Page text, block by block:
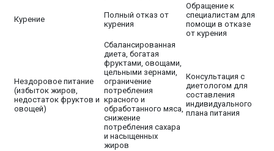
Курение
Полный отказ от
курения
Обращение к
специалистам для
помощи в отказе
от курения
Нездоровое питание
(избыток жиров,
недостаток фруктов и
овощей)
Сбалансированная
диета, богатая
фруктами, овощами,
цельными зернами,
ограничение
потребления
красного и
обработанного мяса,
снижение
потребления сахара
и насыщенных
жиров
Консультация с
диетологом для
составления
индивидуального
плана питания